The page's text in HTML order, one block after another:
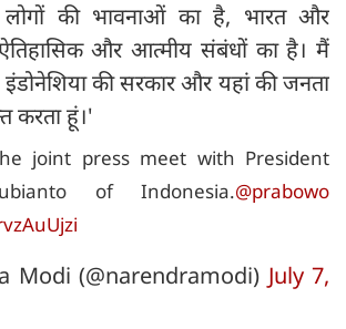
लोगों की भावनाओं का है, भारत और
और आत्मीय संबंधों का है। मैं
इंडोनेशिया की सरकार और यहां की जनता
करता हूं।'
joint press meet with President
of Indonesia.@prabowo
Modi (@narendramodi) July 7,